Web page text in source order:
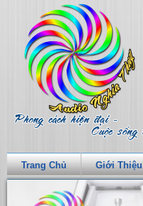
Trang Chủ Giới Thiệu